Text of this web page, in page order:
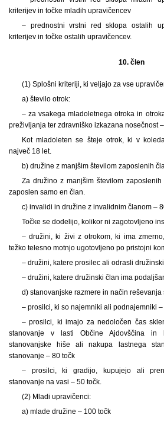
kriterijev in točke mladih upravičencev
– prednostni vrstni red sklopa ostalih
kriterijev in točke ostalih upravičencev.
10. člen
(1) Splošni kriteriji, ki veljajo za vse
a) število otrok:
– za vsakega mladoletnega otroka in
preživljanja ter zdravniško izkazana nosečnost
Kot mladoleten se šteje otrok, ki v
največ 18 let.
b) družine z manjšim številom zaposlenih
Za družino z manjšim številom
zaposlen samo en član.
c) invalidi in družine z invalidnim članom –
Točke se dodelijo, kolikor ni zagotovljeno
– družini, ki živi z otrokom, ki ima
težko telesno motnjo ugotovljeno po pristojni
– družini, katere prosilec ali odrasli
– družini, katere družinski član ima
d) stanovanjske razmere in način
– prosilci, ki so najemniki ali podnajemniki –
– prosilci, ki imajo za nedoločen čas
stanovanje v lasti Občine Ajdovščina in
stanovanjske hiše ali nakupa lastnega
stanovanje – 80 točk
– prosilci, ki gradijo, kupujejo ali
stanovanje na vasi – 50 točk.
(2) Mladi upravičenci:
a) mlade družine – 100 točk